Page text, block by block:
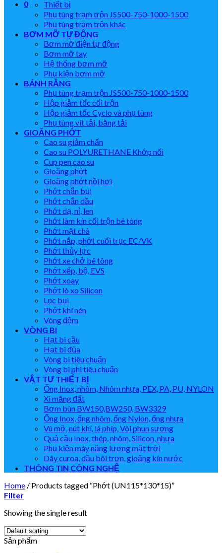
0
Thiết bị
Phụ tùng trạm trộn JS500-750-1000-1500
Phụ tùng trạm trộn khác
BƠM MỠ TỰ ĐỘNG
Bơm mỡ điện tự động
Bơm mỡ tay
Hệ thống bơm mỡ
Phụ kiện bơm mỡ
BÁNH RĂNG
Phụ tùng trạm trộn JS500-750-1000-1500
Hộp giảm tốc cối trộn
Hộp giảm tốc Cyclo và phụ tùng
Phụ tùng vít tải, băng tải
GIOĂNG PHỚT
Cao su giảm chấn
Cao su POLYURETHANE Khớp nối
Cup pen cao su
Gioăng phớt
Gioăng phớt nồi hơi
Phớt chắn bụi
Phớt chắn dầu
Phớt dạ, nỉ, len
Phớt làm kín cối trộn bê tông
Phớt mặt chà
Phớt nắp, phớt cuối trục EC/VK
Phớt thủy lực
Phớt xe chở bê tông
Phớt xếp, bộ, EVS
Phớt xoay
Phớt lò xo Silicon
Lọc bụi
Phớt khí nén
Vòng đệm
VÒNG BI
Hạt bi cầu
Hạt bi đũa
Vòng bi tiêu chuẩn
Vòng bi phi tiêu chuẩn
VẬT TƯ THIẾT BỊ
Ống Inox, nhôm, Nhôm nhựa, PEX, PA, PU, NYLON
Xi măng đất
Bơm bùn BW150,BW250, BW3329
Ống Inox, ống nhôm, ống Nylon, ống nhựa
Vú mỡ, nút khí, lá phíp, Vòi phun sương
Quả cầu Inox, thép, nhôm, Silicon, nhựa
Phụ kiện máy năng lượng mặt trời
Dây curoa, dầu bôi trơn, gioăng kín nước
THÔNG TIN CÔNG NGHỆ
Home / Products tagged “Phớt (UN115*130*15)”
Filter
Showing the single result
Sản phẩm